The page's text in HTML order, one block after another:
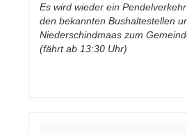
Es wird wieder ein
den bekannten Bushaltestellen
Niederschindmaas zum
(fährt ab 13:30 Uhr)